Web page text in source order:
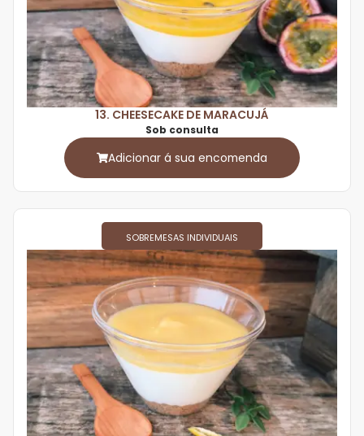
13. CHEESECAKE DE MARACUJÁ
Sob consulta
Adicionar á sua encomenda
SOBREMESAS INDIVIDUAIS